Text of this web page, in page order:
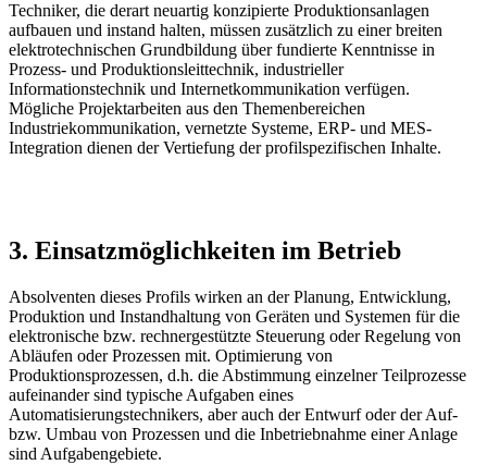
Techniker, die derart neuartig konzipierte Produktionsanlagen
aufbauen und instand halten, müssen zusätzlich zu einer breiten
elektrotechnischen Grundbildung über fundierte Kenntnisse in
Prozess- und Produktionsleittechnik, industrieller
Informationstechnik und Internetkommunikation verfügen.
Mögliche Projektarbeiten aus den Themenbereichen
Industriekommunikation, vernetzte Systeme, ERP- und MES-
Integration dienen der Vertiefung der profilspezifischen Inhalte.
3. Einsatzmöglichkeiten im Betrieb
Absolventen dieses Profils wirken an der Planung, Entwicklung,
Produktion und Instandhaltung von Geräten und Systemen für die
elektronische bzw. rechnergestützte Steuerung oder Regelung von
Abläufen oder Prozessen mit. Optimierung von
Produktionsprozessen, d.h. die Abstimmung einzelner Teilprozesse
aufeinander sind typische Aufgaben eines
Automatisierungstechnikers, aber auch der Entwurf oder der Auf-
bzw. Umbau von Prozessen und die Inbetriebnahme einer Anlage
sind Aufgabengebiete.